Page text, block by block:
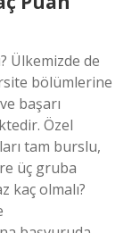
Ülkemizde de
bölümlerine
başarı
Özel
tam burslu,
üç gruba
kaç olmalı?